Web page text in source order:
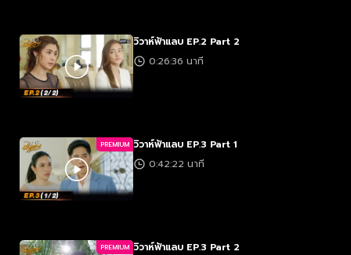
วิวาห์ฟ้าแลบ EP.2 Part 2
0:26:36 นาที
PREMIUM วิวาห์ฟ้าแลบ EP.3 Part 1
0:42:22 นาที
PREMIUM วิวาห์ฟ้าแลบ EP.3 Part 2